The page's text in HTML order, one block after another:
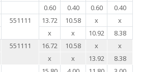
0.60 0.40 0.60
0.40
551111 13.72 10.58 х
х
х х 10.92
8.38
551111 16.72 10.58 х
х
х х 13.92
8.38